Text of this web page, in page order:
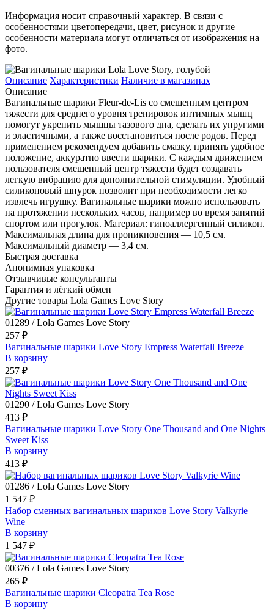
Информация носит справочный характер. В связи с
особенностями цветопередачи, цвет, рисунок и другие
особенности материала могут отличаться от изображения на
фото.
Описание Характеристики Наличие в магазинах
Описание
Вагинальные шарики Fleur-de-Lis со смещенным центром
тяжести для среднего уровня тренировок интимных мышц
помогут укрепить мышцы тазового дна, сделать их упругими
и эластичными, а также восстановиться после родов. Перед
применением рекомендуем добавить смазку, принять удобное
положение, аккуратно ввести шарики. С каждым движением
пользователя смещенный центр тяжести будет создавать
легкую вибрацию для дополнительной стимуляции. Удобный
силиконовый шнурок позволит при необходимости легко
извлечь игрушку. Вагинальные шарики можно использовать
на протяжении нескольких часов, например во время занятий
спортом или прогулок. Материал: гипоаллергенный силикон.
Максимальная длина для проникновения — 10,5 см.
Максимальный диаметр — 3,4 см.
Быстрая доставка
Анонимная упаковка
Отзывчивые консультанты
Гарантия и лёгкий обмен
Другие товары Lola Games Love Story
01289 / Lola Games Love Story
257 ₽
Вагинальные шарики Love Story Empress Waterfall Breeze
В корзину
257 ₽
01290 / Lola Games Love Story
413 ₽
Вагинальные шарики Love Story One Thousand and One Nights
Sweet Kiss
В корзину
413 ₽
01286 / Lola Games Love Story
1 547 ₽
Набор сменных вагинальных шариков Love Story Valkyrie
Wine
В корзину
1 547 ₽
00376 / Lola Games Love Story
265 ₽
Вагинальные шарики Cleopatra Tea Rose
В корзину